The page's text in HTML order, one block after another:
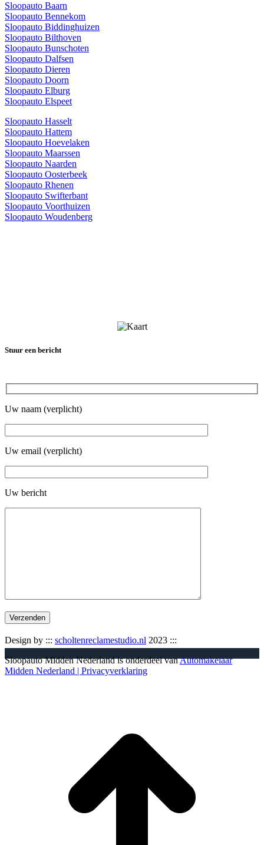
Sloopauto Baarn
Sloopauto Bennekom
Sloopauto Biddinghuizen
Sloopauto Bilthoven
Sloopauto Bunschoten
Sloopauto Dalfsen
Sloopauto Dieren
Sloopauto Doorn
Sloopauto Elburg
Sloopauto Elspeet
Sloopauto Hasselt
Sloopauto Hattem
Sloopauto Hoevelaken
Sloopauto Maarssen
Sloopauto Naarden
Sloopauto Oosterbeek
Sloopauto Rhenen
Sloopauto Swifterbant
Sloopauto Voorthuizen
Sloopauto Woudenberg
Stuur een bericht
Uw naam (verplicht)
Uw email (verplicht)
Uw bericht
Design by ::: scholtenreclamestudio.nl 2023 :::
Sloopauto Midden Nederland is onderdeel vanAutomakelaar
Midden Nederland | Privacyverklaring